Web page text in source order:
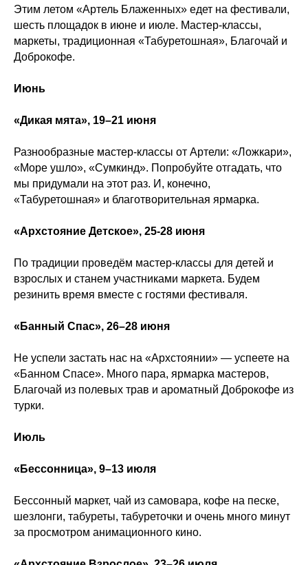
Этим летом «Артель Блаженных» едет на фестивали,
шесть площадок в июне и июле. Мастер-классы,
маркеты, традиционная «Табуретошная», Благочай и
Доброкофе.
Июнь
«Дикая мята», 19–21 июня
Разнообразные мастер-классы от Артели: «Ложкари»,
«Море ушло», «Сумкинд». Попробуйте отгадать, что
мы придумали на этот раз. И, конечно,
«Табуретошная» и благотворительная ярмарка.
«Архстояние Детское», 25-28 июня
По традиции проведём мастер-классы для детей и
взрослых и станем участниками маркета. Будем
резинить время вместе с гостями фестиваля.
«Банный Спас», 26–28 июня
Не успели застать нас на «Архстоянии» — успеете на
«Банном Спасе». Много пара, ярмарка мастеров,
Благочай из полевых трав и ароматный Доброкофе из
турки.
Июль
«Бессонница», 9–13 июля
Бессонный маркет, чай из самовара, кофе на песке,
шезлонги, табуреты, табуреточки и очень много минут
за просмотром анимационного кино.